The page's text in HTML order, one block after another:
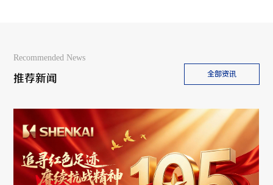
Recommended News
推荐新闻 全部资讯